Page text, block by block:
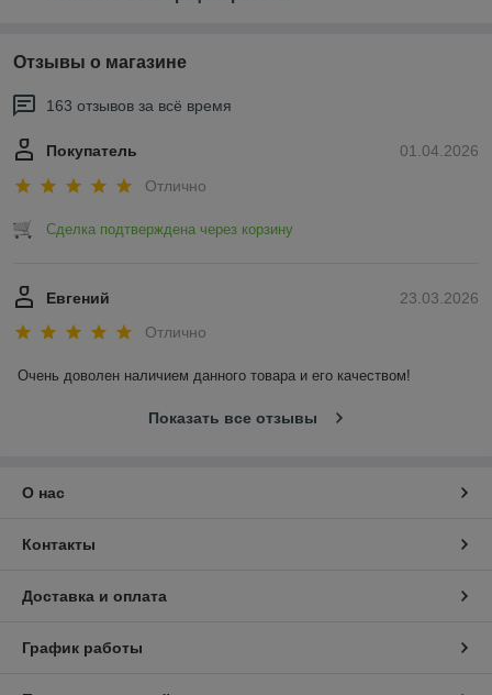
Отзывы о магазине
163 отзывов за всё время
01.04.2026
Покупатель
Отлично
Сделка подтверждена через корзину
23.03.2026
Евгений
Отлично
Очень доволен наличием данного товара и его качеством!
Показать все отзывы
О нас
Контакты
Доставка и оплата
График работы